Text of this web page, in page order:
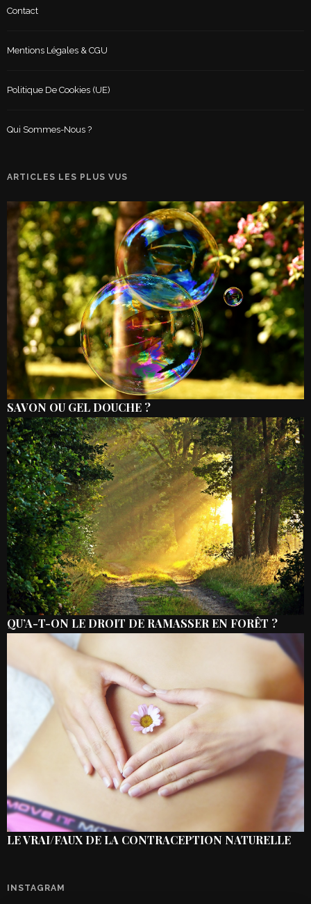
Contact
Mentions Légales & CGU
Politique De Cookies (UE)
Qui Sommes-Nous ?
ARTICLES LES PLUS VUS
SAVON OU GEL DOUCHE ?
QU’A-T-ON LE DROIT DE RAMASSER EN FORÊT ?
LE VRAI/FAUX DE LA CONTRACEPTION NATURELLE
INSTAGRAM